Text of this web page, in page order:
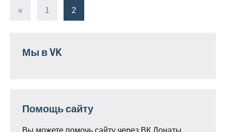
Пагинация
« Предыдущие
1 2
Мы в VK
Помощь сайту
Вы можете помочь сайту через ВК Донаты.